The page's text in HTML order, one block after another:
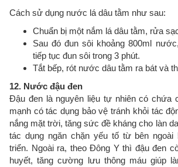
Cách sử dụng nước lá dâu tằm như sau:
Chuẩn bị một nắm lá dâu tằm, rửa
Sau đó đun sôi khoảng 800ml
tiếp tục đun sôi trong 3 phút.
Tắt bếp, rót nước dâu tằm ra bát và
12. Nước đậu đen
Đậu đen là nguyên liệu tự nhiên có chứa
mạnh có tác dụng bảo vệ tránh khỏi tác
nắng mặt trời, tăng sức đề kháng cho làn
tác dụng ngăn chặn yếu tố từ bên ngoài
triển. Ngoài ra, theo Đông Y thì đậu đen
huyết, tăng cường lưu thông máu giúp